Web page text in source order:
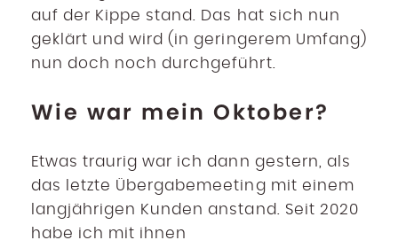
auf der Kippe stand. Das hat sich nun
geklärt und wird (in geringerem Umfang)
nun doch noch durchgeführt.
Wie war mein Oktober?
Etwas traurig war ich dann gestern, als
das letzte Übergabemeeting mit einem
langjährigen Kunden anstand. Seit 2020
habe ich mit ihnen